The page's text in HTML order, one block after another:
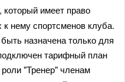
имеет право
нему спортсменов клуба.
назначена только для
тарифный план
"Тренер" членам